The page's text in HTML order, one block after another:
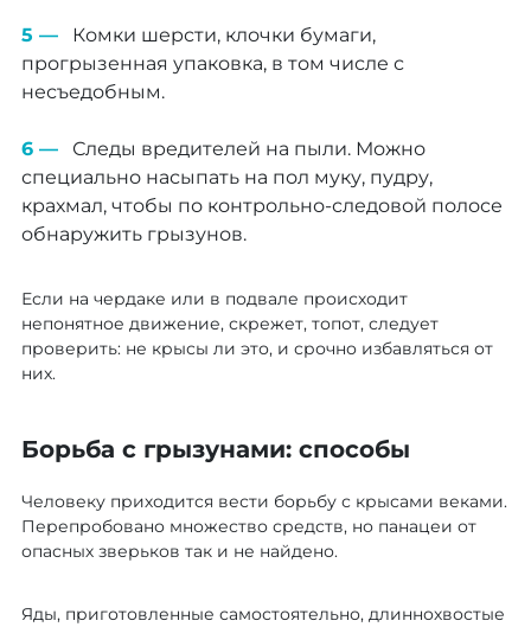
Комки шерсти, клочки бумаги,
прогрызенная упаковка, в том числе с
несъедобным.
Следы вредителей на пыли. Можно
специально насыпать на пол муку, пудру,
крахмал, чтобы по контрольно-следовой полосе
обнаружить грызунов.
Если на чердаке или в подвале происходит
непонятное движение, скрежет, топот, следует
проверить: не крысы ли это, и срочно избавляться от
них.
Борьба с грызунами: способы
Человеку приходится вести борьбу с крысами веками.
Перепробовано множество средств, но панацеи от
опасных зверьков так и не найдено.
Яды, приготовленные самостоятельно, длиннохвостые